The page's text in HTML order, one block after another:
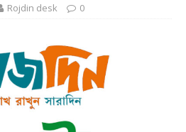
Rojdin desk 0